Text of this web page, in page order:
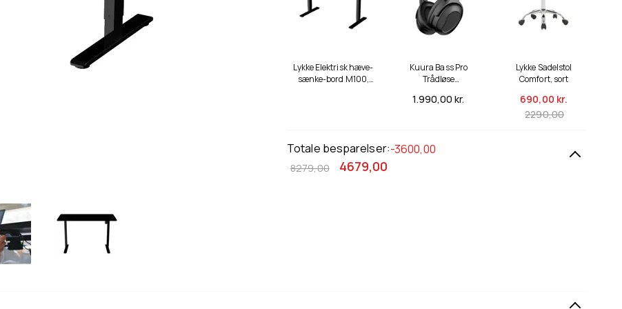
Lykke Elektrisk hæve-
sænke-bord M100,
Kuura Bass Pro
Trådløse
Høretelefoner
1.990,00 kr.
Lykke Sadelstol
Comfort, sort
690,00 kr.
2290,00
Totale besparelser:-3600,00
4679,00
8279,00